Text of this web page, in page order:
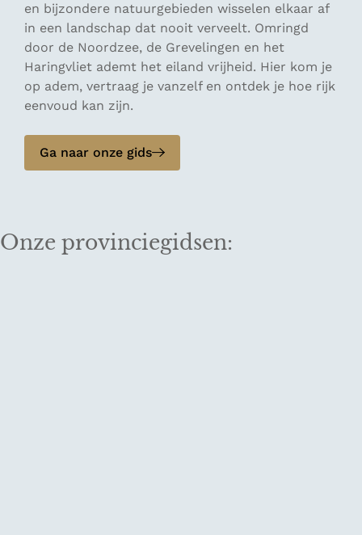
en bijzondere natuurgebieden wisselen elkaar af
in een landschap dat nooit verveelt. Omringd
door de Noordzee, de Grevelingen en het
Haringvliet ademt het eiland vrijheid. Hier kom je
op adem, vertraag je vanzelf en ontdek je hoe rijk
eenvoud kan zijn.
Ga naar onze gids
Onze provinciegidsen: